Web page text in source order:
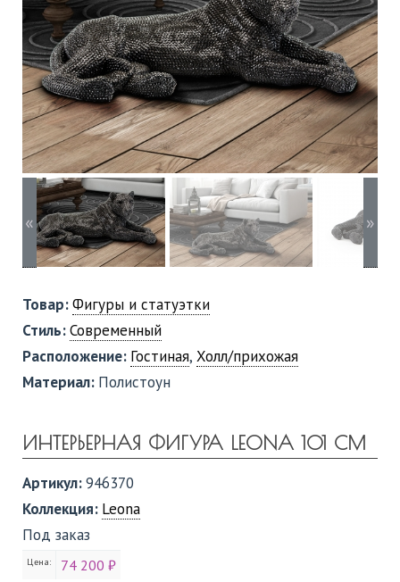
« »
Товар:Фигуры и статуэтки
Стиль:Современный
Расположение: Гостиная, Холл/прихожая
Материал: Полистоун
ИНТЕРЬЕРНАЯ ФИГУРА LEONA 101 СМ
Артикул:946370
Коллекция: Leona
Под заказ
Цена: 74 200 ₽